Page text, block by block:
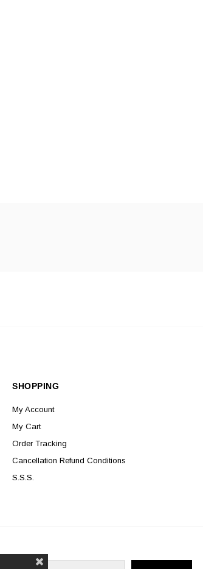
SHOPPING
My Account
My Cart
Order Tracking
Cancellation Refund Conditions
S.S.S.